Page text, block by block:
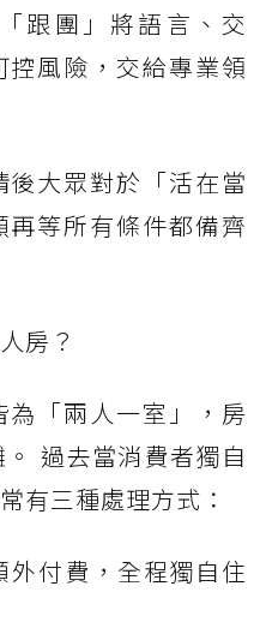
跟團」將語言、交
風險，交給專業領
後大眾對於「活在當
等所有條件都備齊
房？
「兩人一室」，房
過去當消費者獨自
有三種處理方式：
外付費，全程獨自住